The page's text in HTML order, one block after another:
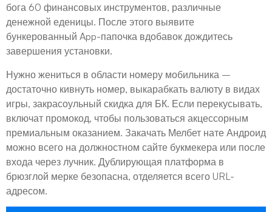
бога 60 финансовых инструментов, различные
денежной еденицы. После этого выявите
бункерованный App-папочка вдобавок дождитесь
завершения установки.
Нужно жениться в области номеру мобильника –
достаточно кивнуть номер, выкарабкать валюту в видах
игры, закрасоульный скидка для БК. Если перекусывать,
включат промокод, чтобы пользоваться акцессорным
премиальным оказанием. Закачать Мелбет нате Андроид
можно всего на должностном сайте букмекера или после
входа через лучник. Дублирующая платформа в
брюзглой мерке безопасна, отделяется всего URL-
адресом.